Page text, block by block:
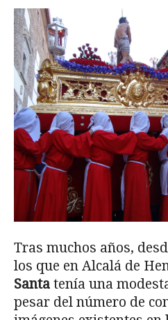
Tras muchos años,
los que en Alcalá de
Santa tenía una
pesar del número de